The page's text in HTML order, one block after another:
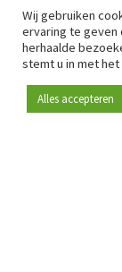
Wij gebruiken
ervaring te geven
herhaalde
stemt u in met
Alles accepteren